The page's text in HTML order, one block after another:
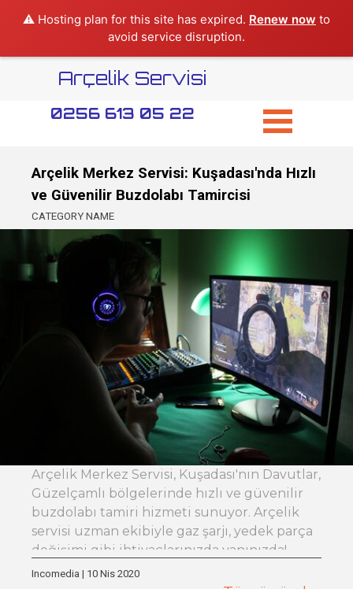
⚠️ Hosting plan for this site has expired. Renew now to
avoid service disruption.
Arçelik Servisi
0256 613 05 22
Arçelik Merkez Servisi: Kuşadası'nda Hızlı
ve Güvenilir Buzdolabı Tamircisi
CATEGORY NAME
Arçelik Merkez Servisi, Kuşadası'nın Davutlar,
Güzelçamlı bölgelerinde hızlı ve güvenilir
buzdolabı tamiri hizmeti sunuyor. Arçelik
servisi uzman ekibiyle gaz şarjı, yedek parça
değişimi gibi ihtiyaçlarınızda yanınızda!
Incomedia | 10 Nis 2020